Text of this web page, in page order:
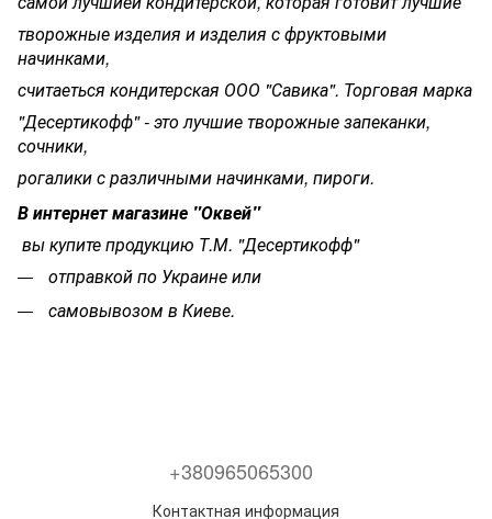
творожные изделия и изделия с фруктовыми
начинками,
считаеться кондитерская ООО "Савика". Торговая марка
"Десертикофф" - это лучшие творожные запеканки,
сочники,
рогалики с различными начинками, пироги.
В интернет магазине "Оквей"
вы купите продукцию Т.М. "Десертикофф"
отправкой по Украине или
самовывозом в Киеве.
+380965065300
Контактная информация